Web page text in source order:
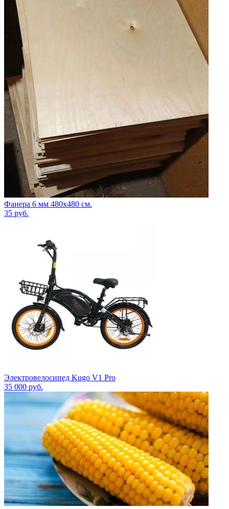
Фанера 6 мм 480х480 см.
35 руб.
Электровелосипед Kugo V1 Pro
35 000 руб.